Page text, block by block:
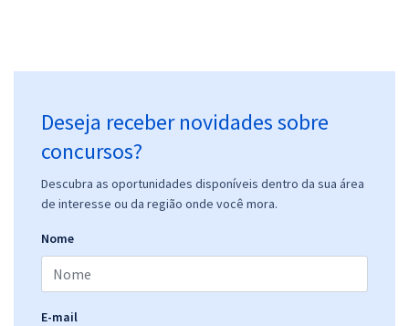
Deseja receber novidades sobre
concursos?
Descubra as oportunidades disponíveis dentro da sua área
de interesse ou da região onde você mora.
Nome
E-mail